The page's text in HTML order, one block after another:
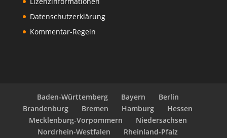
Datenschutzerklärung
Kommentar-Regeln
Baden-Württemberg Bayern
Berlin
Brandenburg
Bremen Hamburg
Hessen
Mecklenburg-Vorpommern
Niedersachsen
Nordrhein-Westfalen
Rheinland-Pfalz